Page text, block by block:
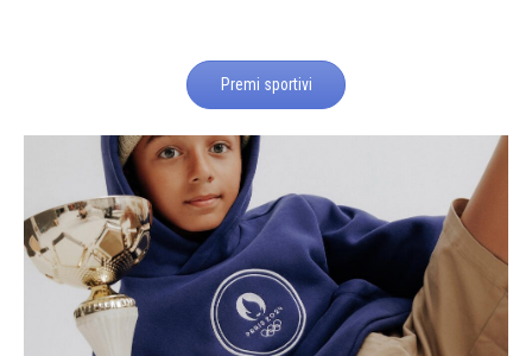
Premi sportivi